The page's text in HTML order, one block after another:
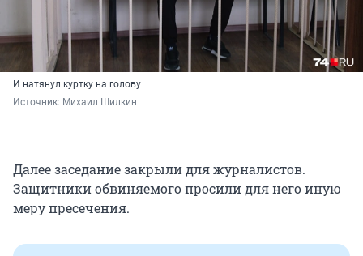
И натянул куртку на голову
Источник: Михаил Шилкин
Далее заседание закрыли для журналистов.
Защитники обвиняемого просили для него иную
меру пресечения.